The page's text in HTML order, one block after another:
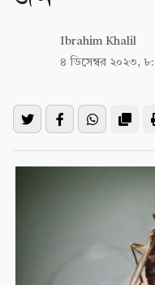
Ibrahim Khalil
৪ ডিসেম্বর ২০২৩,